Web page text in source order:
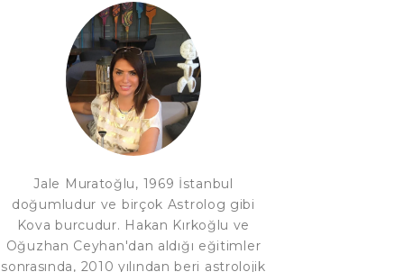
Jale Muratoğlu, 1969 İstanbul
doğumludur ve birçok Astrolog gibi
Kova burcudur. Hakan Kırkoğlu ve
Oğuzhan Ceyhan'dan aldığı eğitimler
sonrasında, 2010 yılından beri astrolojik